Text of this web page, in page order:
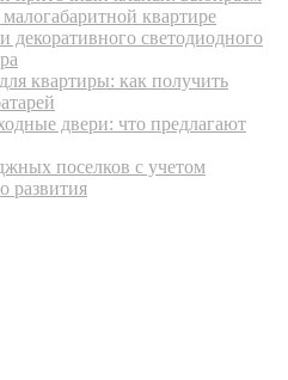
квартире
светодиодного
квартиры: как получить
двери: что предлагают
поселков с учетом
развития